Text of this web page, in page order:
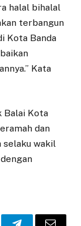
halal bihalal
terbangun
Kota Banda
Kata
Balai Kota
dan
selaku wakil